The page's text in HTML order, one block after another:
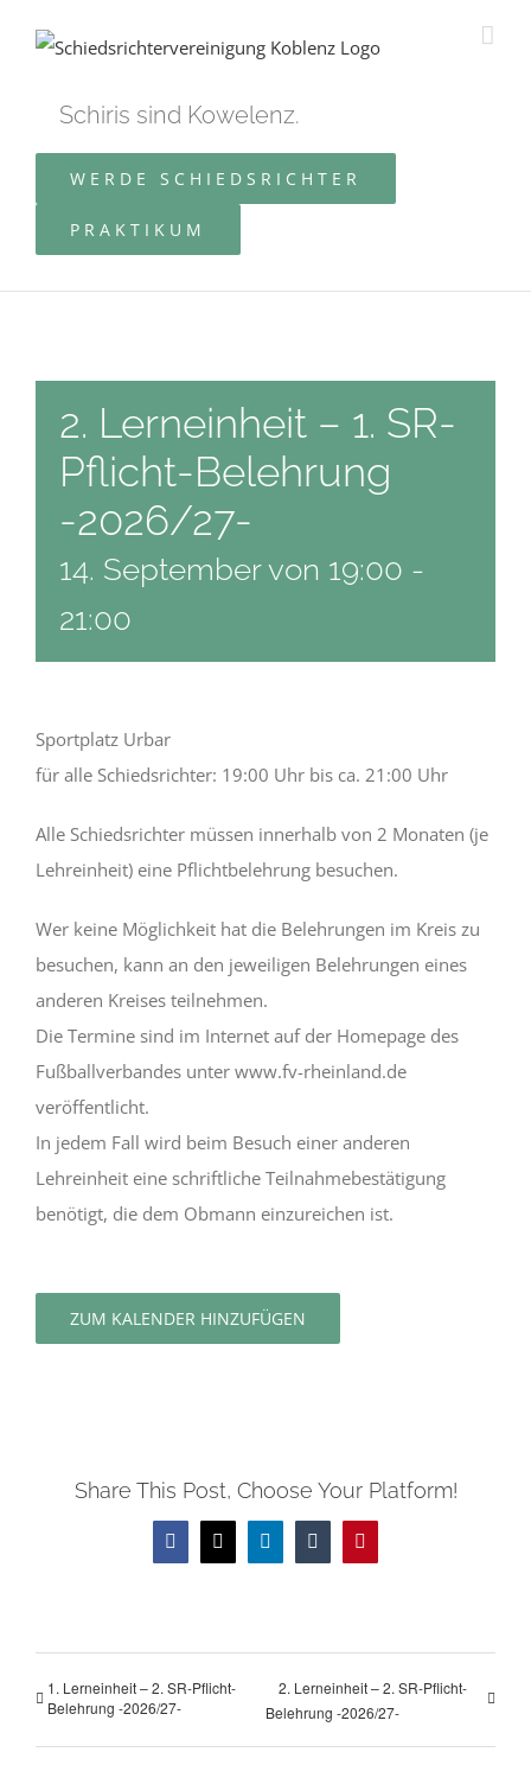
Inhalt
Schiris sind Kowelenz.
WERDE SCHIEDSRICHTER
PRAKTIKUM
2. Lerneinheit – 1. SR-
Pflicht-Belehrung
-2026/27-
14. September von 19:00 -
21:00
Sportplatz Urbar
für alle Schiedsrichter: 19:00 Uhr bis ca. 21:00 Uhr
Alle Schiedsrichter müssen innerhalb von 2 Monaten (je
Lehreinheit) eine Pflichtbelehrung besuchen.
Wer keine Möglichkeit hat die Belehrungen im Kreis zu
besuchen, kann an den jeweiligen Belehrungen eines
anderen Kreises teilnehmen.
Die Termine sind im Internet auf der Homepage des
Fußballverbandes unter www.fv-rheinland.de
veröffentlicht.
In jedem Fall wird beim Besuch einer anderen
Lehreinheit eine schriftliche Teilnahmebestätigung
benötigt, die dem Obmann einzureichen ist.
ZUM KALENDER HINZUFÜGEN
Share This Post, Choose Your Platform!
Facebook
X LinkedInTumblrPinterest
1. Lerneinheit – 2. SR-Pflicht-
Belehrung -2026/27-
2. Lerneinheit – 2. SR-Pflicht-
Belehrung -2026/27-